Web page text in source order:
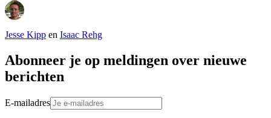
Jesse Kipp en Isaac Rehg
Abonneer je op meldingen over nieuwe
berichten
E-mailadres